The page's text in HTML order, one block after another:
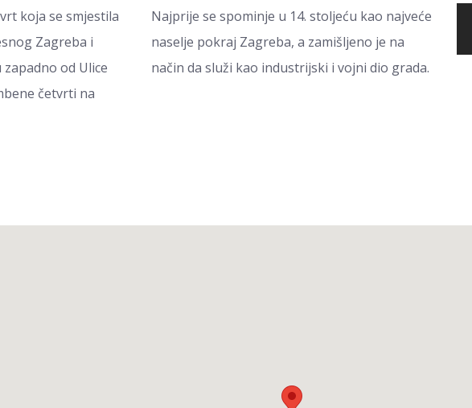
koja se smjestila
Zagreba i
od Ulice
četvrti na
Najprije se spominje u 14. stoljeću kao najveće
naselje pokraj Zagreba, a zamišljeno je na
način da služi kao industrijski i vojni dio grada.